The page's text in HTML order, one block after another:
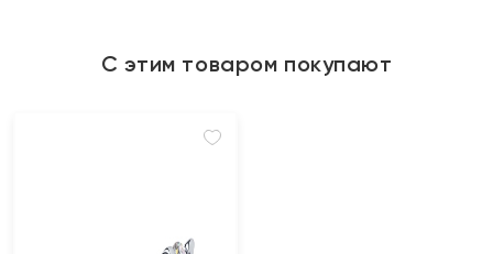
С этим товаром покупают